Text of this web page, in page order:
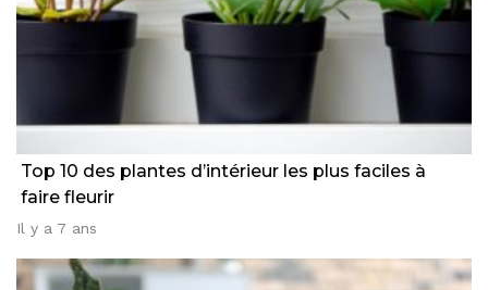
Top 10 des plantes d’intérieur les plus faciles à
faire fleurir
Il y a 7 ans